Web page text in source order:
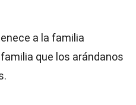
a la familia
que los arándanos